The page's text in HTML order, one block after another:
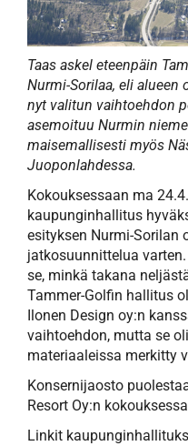
Taas askel eteenpäin
Nurmi-Sorilaa, eli alueen
nyt valitun vaihtoehdon
asemoituu Nurmin
maisemallisesti myös
Juoponlahdessa.
Kokouksessaan ma
kaupunginhallitus
esityksen Nurmi-Sorilan
jatkosuunnittelua
se, minkä takana
Tammer-Golfin hallitus
Ilonen Design oy:n
vaihtoehdon, mutta se
materiaaleissa merkitty
Konsernijaosto
Resort Oy:n
Linkit